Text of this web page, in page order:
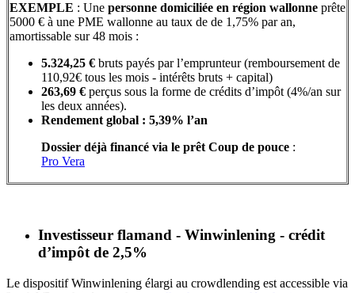
EXEMPLE : Une personne domiciliée en région wallonne prête
5000 € à une PME wallonne au taux de de 1,75% par an,
amortissable sur 48 mois :
5.324,25 € bruts payés par l’emprunteur (remboursement de
110,92€ tous les mois - intérêts bruts + capital)
263,69 € perçus sous la forme de crédits d’impôt (4%/an sur
les deux années).
Rendement global : 5,39% l’an
Dossier déjà financé via le prêt Coup de pouce :
Pro Vera
Investisseur flamand - Winwinlening - crédit
d’impôt de 2,5%
Le dispositif Winwinlening élargi au crowdlending est accessible via